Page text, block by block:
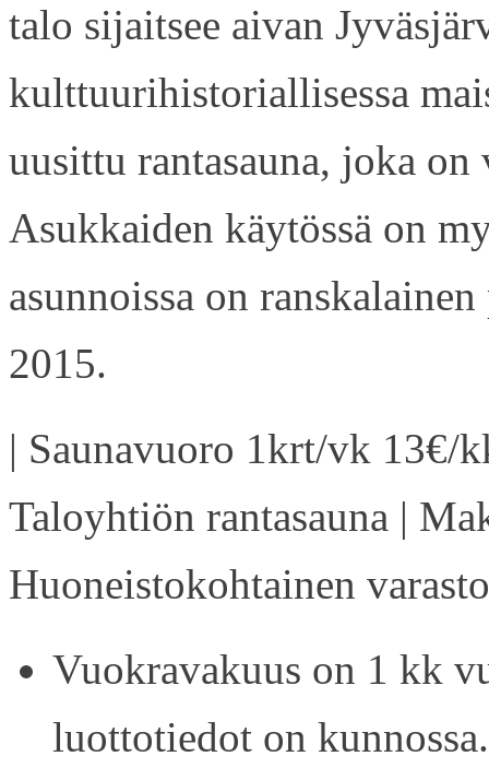
talo sijaitsee aivan
kulttuurihistoriallisessa
uusittu rantasauna, joka
Asukkaiden käytössä on
asunnoissa on
2015.
| Saunavuoro 1krt/vk 13€/
Taloyhtiön rantasauna |
Huoneistokohtainen
Vuokravakuus on 1 kk
luottotiedot on kunnossa.